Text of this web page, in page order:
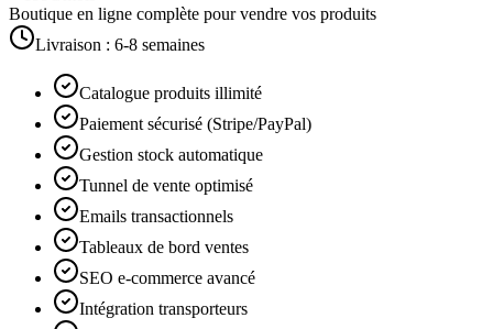
Boutique en ligne complète pour vendre vos produits
Livraison : 6-8 semaines
Catalogue produits illimité
Paiement sécurisé (Stripe/PayPal)
Gestion stock automatique
Tunnel de vente optimisé
Emails transactionnels
Tableaux de bord ventes
SEO e-commerce avancé
Intégration transporteurs